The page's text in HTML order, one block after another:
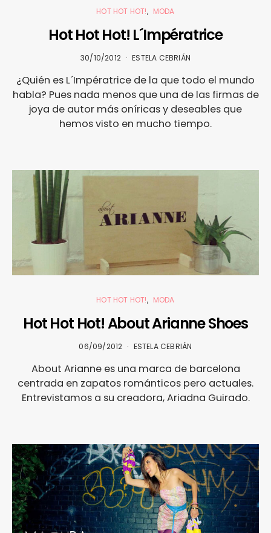
HOT HOT HOT! MODA
Hot Hot Hot! L´Impératrice
30/10/2012 ESTELA CEBRIÁN
¿Quién es L´Impératrice de la que todo el mundo
habla? Pues nada menos que una de las firmas de
joya de autor más oníricas y deseables que
hemos visto en mucho tiempo.
HOT HOT HOT! MODA
Hot Hot Hot! About Arianne Shoes
06/09/2012 ESTELA CEBRIÁN
About Arianne es una marca de barcelona
centrada en zapatos románticos pero actuales.
Entrevistamos a su creadora, Ariadna Guirado.